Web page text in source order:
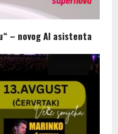
– novog AI asistenta